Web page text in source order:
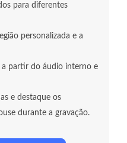
para diferentes
personalizada e a
a partir do áudio interno e
e destaque os
durante a gravação.